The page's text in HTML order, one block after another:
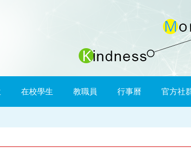
在校學生 教職員 行事曆 官方社